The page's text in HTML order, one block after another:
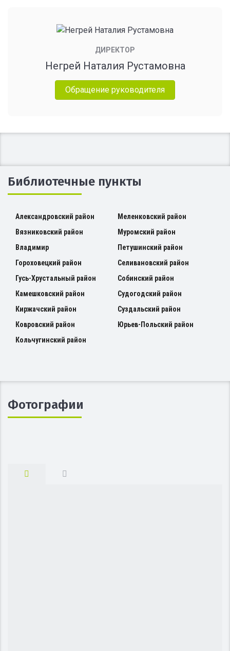
ДИРЕКТОР
Негрей Наталия Рустамовна
Обращение руководителя
Библиотечные пункты
Александровский район
Вязниковский район
Владимир
Гороховецкий район
Гусь-Хрустальный район
Камешковский район
Киржачский район
Ковровский район
Кольчугинский район
Меленковский район
Муромский район
Петушинский район
Селивановский район
Собинский район
Судогодский район
Суздальский район
Юрьев-Польский район
Фотографии